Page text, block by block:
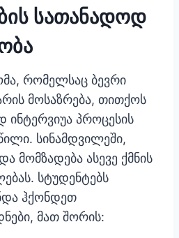
სათანადოდ
რომელსაც ბევრი
მოსაზრება, თითქოს
პროცესის
სინამდვილეში,
მომზადება ასევე ქმნის
სტუდენტებს
ჰქონდეთ
მათ შორის: